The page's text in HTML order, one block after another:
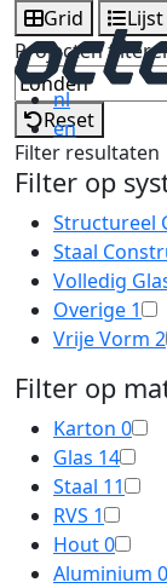
nl
en
Grid Lijst
Projecten
Reset
Filter resultaten
Filter op
Structureel
Staal
Volledig
Overige 1
Vrije Vorm 2
Filter op
Karton 0
Glas 14
Staal 11
RVS 1
Hout0
Aluminium 0